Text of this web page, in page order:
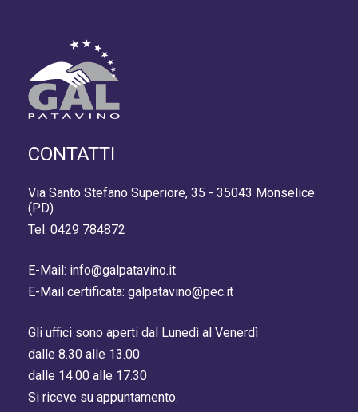
CONTATTI
Via Santo Stefano Superiore, 35 - 35043 Monselice
(PD)
Tel. 0429 784872
E-Mail: info@galpatavino.it
E-Mail certificata: galpatavino@pec.it
Gli uffici sono aperti dal Lunedì al Venerdì
dalle 8.30 alle 13.00
dalle 14.00 alle 17.30
Si riceve su appuntamento.